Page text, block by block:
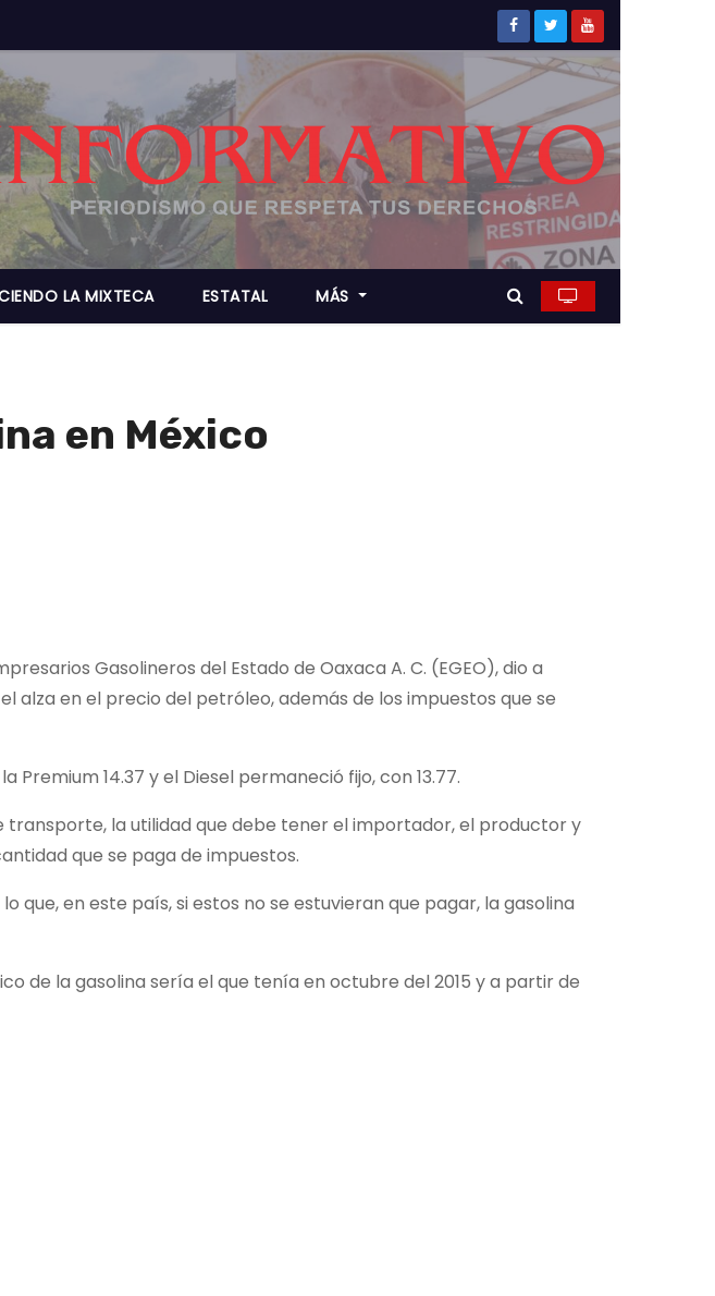
LA MIXTECA ESTATAL MÁS
en México
Gasolineros del Estado de Oaxaca A. C. (EGEO), dio a
alza en el precio del petróleo, además de los impuestos que se
Premium 14.37 y el Diesel permaneció fijo, con 13.77.
la utilidad que debe tener el importador, el productor y
que se paga de impuestos.
que, en este país, si estos no se estuvieran que pagar, la gasolina
de la gasolina sería el que tenía en octubre del 2015 y a partir de